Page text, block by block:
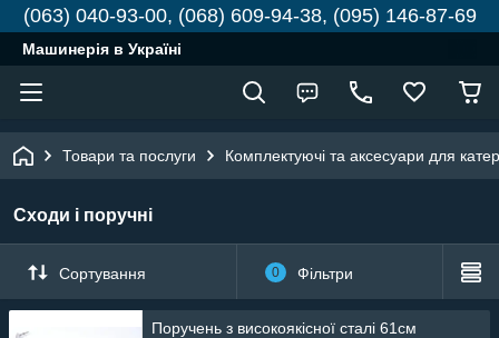
(063) 040-93-00, (068) 609-94-38, (095) 146-87-69
Машинерія в Україні
Товари та послуги Комплектуючі та аксесуари для
Сходи і поручні
Сортування 0 Фільтри
Поручень з високоякісної сталі 61см